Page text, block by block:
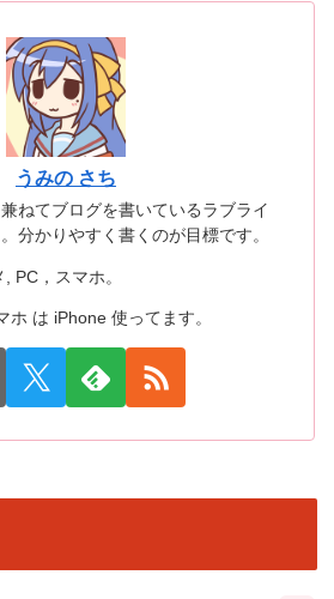
うみの さち
ねてブログを書いているラブライ
分かりやすく書くのが目標です。
PC，スマホ。
ホ は iPhone 使ってます。